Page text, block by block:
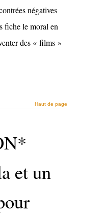
négatives
fiche le moral en
des « films »
Haut de page
et un